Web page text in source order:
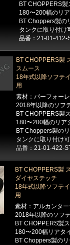
BT CHOPPERS
180〜200幅のリ
BT Choppers製の
タンクに取り付け
品番：21-01-412-
BT CHOPPERS製
スムース
18年式以降ソフテ
用
素材：パーフォー
2018年以降のソフ
BT CHOPPERS製
180〜200幅のリア
BT Choppers製の
タンクに取り付け
品番：21-01-422-
BT CHOPPERS製
ダイヤステッチ
18年式以降ソフテ
用
素材：アルカンタ
2018年以降のソフ
BT CHOPPERS製
180〜200幅リアタ
BT Choppers製の